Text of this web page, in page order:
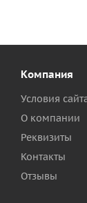
Компания
Условия
О компании
Реквизиты
Контакты
Отзывы